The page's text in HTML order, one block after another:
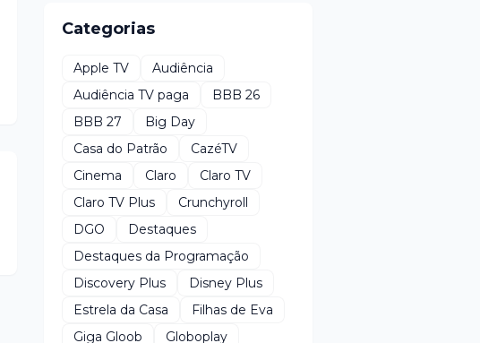
Categorias
Apple TV
Audiência
Audiência TV paga
BBB 26
BBB 27
Big Day
Casa do Patrão
CazéTV
Cinema
Claro
Claro TV
Claro TV Plus
Crunchyroll
DGO
Destaques
Destaques da Programação
Discovery Plus
Disney Plus
Estrela da Casa
Filhas de Eva
Giga Gloob
Globoplay